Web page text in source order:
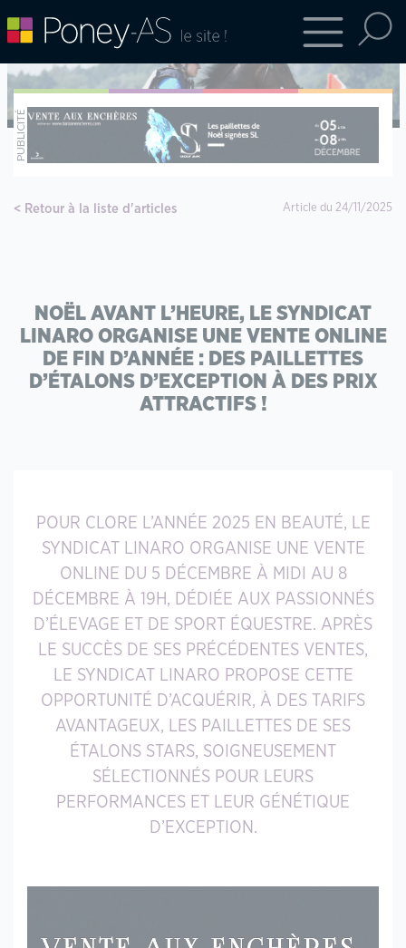
Retour à la liste d'articles Article du 24/11/2025
NOËL AVANT L’HEURE, LE SYNDICAT
LINARO ORGANISE UNE VENTE ONLINE
DE FIN D’ANNÉE : DES PAILLETTES
D’ÉTALONS D’EXCEPTION À DES PRIX
ATTRACTIFS !
POUR CLORE L’ANNÉE 2025 EN BEAUTÉ, LE
SYNDICAT LINARO ORGANISE UNE VENTE
ONLINE DU 5 DÉCEMBRE À MIDI AU 8
DÉCEMBRE À 19H, DÉDIÉE AUX PASSIONNÉS
D’ÉLEVAGE ET DE SPORT ÉQUESTRE. APRÈS
LE SUCCÈS DE SES PRÉCÉDENTES VENTES,
LE SYNDICAT LINARO PROPOSE CETTE
OPPORTUNITÉ D’ACQUÉRIR, À DES TARIFS
AVANTAGEUX, LES PAILLETTES DE SES
ÉTALONS STARS, SOIGNEUSEMENT
SÉLECTIONNÉS POUR LEURS
PERFORMANCES ET LEUR GÉNÉTIQUE
D’EXCEPTION.